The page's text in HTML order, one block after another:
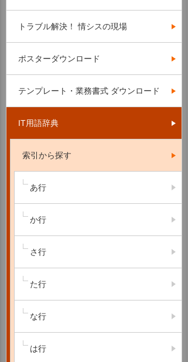
トラブル解決！ 情シスの現場
ポスターダウンロード
テンプレート・業務書式 ダウンロード
IT用語辞典
索引から探す
あ行
か行
さ行
た行
な行
は行